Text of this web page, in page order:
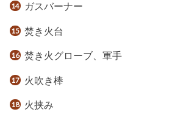
ガスバーナー
焚き火台
焚き火グローブ、軍手
火吹き棒
火挟み